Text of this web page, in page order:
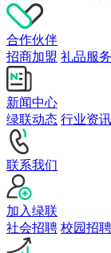
合作伙伴
招商加盟 礼品服务
新闻中心
绿联动态 行业资讯
联系我们
加入绿联
社会招聘 校园招聘